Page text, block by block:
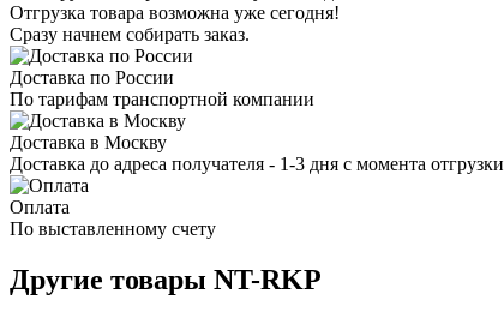
Отгрузка товара возможна уже сегодня!
Сразу начнем собирать заказ.
Доставка по России
По тарифам транспортной компании
Доставка в Москву
Доставка до адреса получателя - 1-3 дня с момента отгрузки
Оплата
По выставленному счету
Другие товары NT-RKP